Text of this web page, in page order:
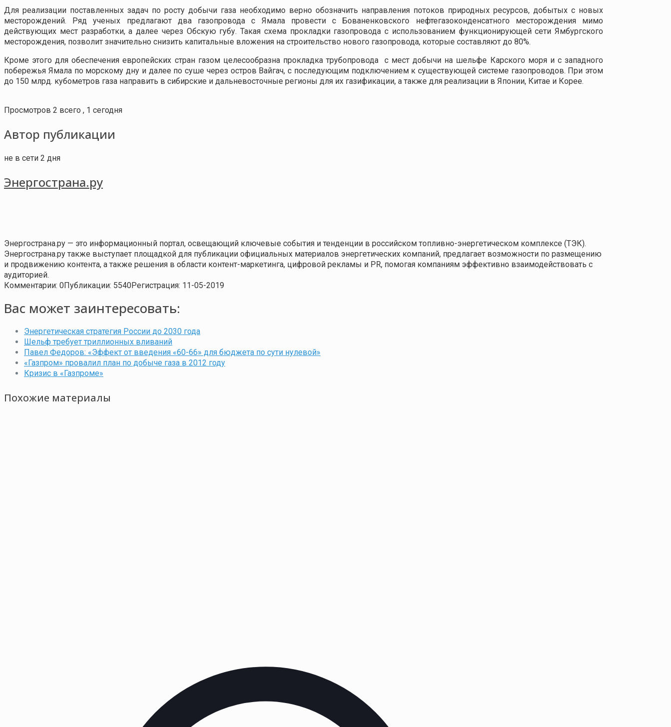
Для реализации поставленных задач по росту добычи газа необходимо верно обозначить направления потоков природных ресурсов, добытых с новых
месторождений. Ряд ученых предлагают два газопровода с Ямала провести с Бованенковского нефтегазоконденсатного месторождения мимо
действующих мест разработки, а далее через Обскую губу. Такая схема прокладки газопровода с использованием функционирующей сети Ямбургского
месторождения, позволит значительно снизить капитальные вложения на строительство нового газопровода, которые составляют до 80%.
Кроме этого для обеспечения европейских стран газом целесообразна прокладка трубопровода с мест добычи на шельфе Карского моря и с западного
побережья Ямала по морскому дну и далее по суше через остров Вайгач, с последующим подключением к существующей системе газопроводов. При этом
до 150 млрд. кубометров газа направить в сибирские и дальневосточные регионы для их газификации, а также для реализации в Японии, Китае и Корее.
Просмотров 2 всего , 1 сегодня
Автор публикации
не в сети 2 дня
Энергострана.ру
Энергострана.ру — это информационный портал, освещающий ключевые события и тенденции в российском топливно-энергетическом комплексе (ТЭК).
Энергострана.ру также выступает площадкой для публикации официальных материалов энергетических компаний, предлагает возможности по размещению
и продвижению контента, а также решения в области контент-маркетинга, цифровой рекламы и PR, помогая компаниям эффективно взаимодействовать с
аудиторией.
Комментарии: 0Публикации: 5540Регистрация: 11-05-2019
Вас может заинтересовать:
Энергетическая стратегия России до 2030 года
Шельф требует триллионных вливаний
Павел Федоров: «Эффект от введения «60-66» для бюджета по сути нулевой»
«Газпром» провалил план по добыче газа в 2012 году
Кризис в «Газпроме»
Похожие материалы